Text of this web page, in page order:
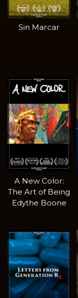
Sin Marcar
A New Color:
The Art of Being
Edythe Boone